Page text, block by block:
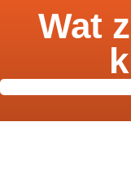
Wat